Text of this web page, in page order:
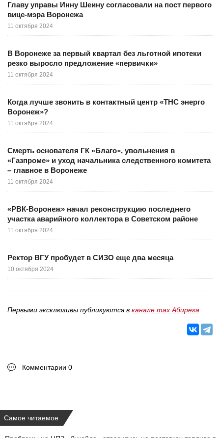
Главу управы Инну Шеину согласовали на пост первого
вице-мэра Воронежа
11 октября 2024
В Воронеже за первый квартал без льготной ипотеки
резко выросло предложение «первички»
11 октября 2024
Когда лучше звонить в контактный центр «ТНС энерго
Воронеж»?
11 октября 2024
Смерть основателя ГК «Благо», увольнения в
«Газпроме» и уход начальника следственного комитета
– главное в Воронеже
11 октября 2024
«РВК-Воронеж» начал реконструкцию последнего
участка аварийного коллектора в Советском районе
11 октября 2024
Ректор ВГУ пробудет в СИЗО еще два месяца
10 октября 2024
Первыми эксклюзивы публикуются в канале max Абирега
Комментарии 0
Самое читаемое